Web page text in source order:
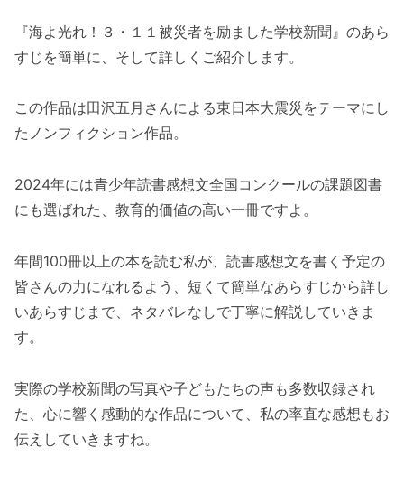
『海よ光れ！３・１１被災者を励ました学校新聞』のあら
すじを簡単に、そして詳しくご紹介します。
この作品は田沢五月さんによる東日本大震災をテーマにし
たノンフィクション作品。
2024年には青少年読書感想文全国コンクールの課題図書
にも選ばれた、教育的価値の高い一冊ですよ。
年間100冊以上の本を読む私が、読書感想文を書く予定の
皆さんの力になれるよう、短くて簡単なあらすじから詳し
いあらすじまで、ネタバレなしで丁寧に解説していきま
す。
実際の学校新聞の写真や子どもたちの声も多数収録され
た、心に響く感動的な作品について、私の率直な感想もお
伝えしていきますね。